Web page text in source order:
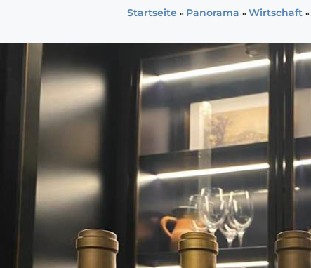
Startseite » Panorama » Wirtschaft»